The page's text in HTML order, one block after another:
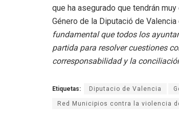
que ha asegurado que tendrán
Género de la Diputació de
fundamental que todos los
partida para resolver cuestiones
corresponsabilidad y la
Etiquetas: Diputacio de Valencia
Red Municipios contra la violencia